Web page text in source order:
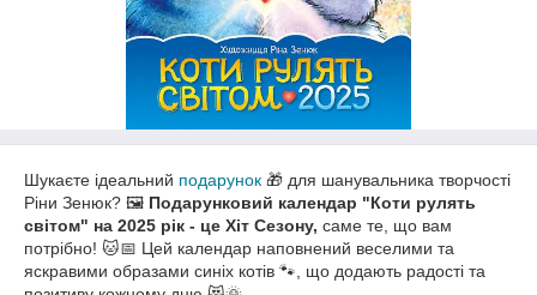
Шукаєте ідеальний подарунок 🎁 для шанувальника творчості
Ріни Зенюк? 🖼️ Подарунковий календар "Коти рулять
світом" на 2025 рік - це Хіт Сезону, саме те, що вам
потрібно! 🐱📅 Цей календар наповнений веселими та
яскравими образами синіх котів 🐾, що додають радості та